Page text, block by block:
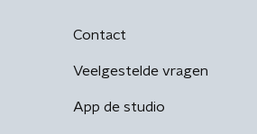
Contact
Veelgestelde vragen
App de studio